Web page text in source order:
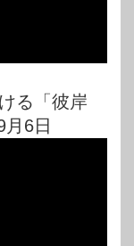
る「彼岸
6日